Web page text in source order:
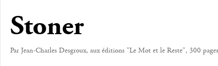
Stoner
Par Jean-Charles Desgroux, aux éditions "Le Mot et le Reste", 300